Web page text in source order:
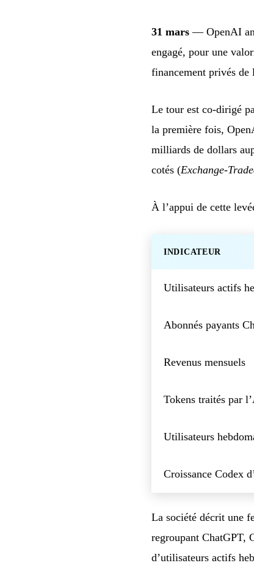
31 mars — OpenAI
engagé, pour une
financement privés de
Le tour est co-dirigé
la première fois,
milliards de dollars
cotés (Exchange-
À l’appui de cette
INDICATEUR
Utilisateurs actifs
Abonnés payants
Revenus mensuels
Tokens traités par
Utilisateurs
Croissance Codex
La société décrit une
regroupant ChatGPT,
d’utilisateurs actifs